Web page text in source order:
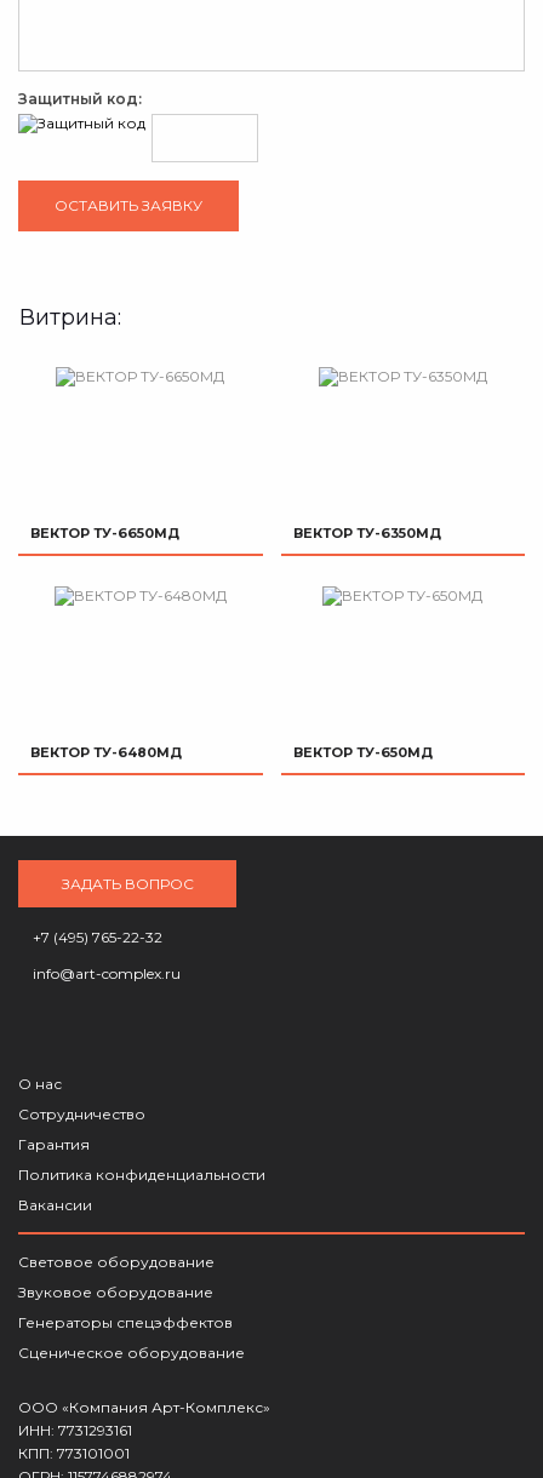
Защитный код:
Витрина:
ВЕКТОР ТУ-6650МД ВЕКТОР ТУ-6350МД
ВЕКТОР ТУ-6480МД ВЕКТОР ТУ-650МД
ЗАДАТЬ ВОПРОС
+7 (495) 765-22-32
info@art-complex.ru
О нас
Сотрудничество
Гарантия
Политика конфиденциальности
Вакансии
Световое оборудование
Звуковое оборудование
Генераторы спецэффектов
Сценическое оборудование
ООО «Компания Арт-Комплекс»
ИНН: 7731293161
КПП: 773101001